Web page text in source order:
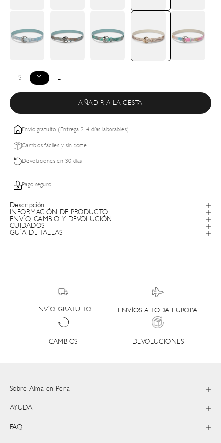
S M L
AÑADIR A LA CESTA
Envío gratuito (Entrega 2-4 días laborables)
Cambios fáciles y sin coste
Devoluciones en 30 días
Pago seguro
Descripción
INFORMACIÓN DE PRODUCTO
ENVÍO, CAMBIO Y DEVOLUCIÓN
CUIDADOS
GUÍA DE TALLAS
ENVÍO GRATUITO ENVÍOS A TODA EUROPA
CAMBIOS DEVOLUCIONES
Sobre Alma en Pena
AYUDA
FAQ